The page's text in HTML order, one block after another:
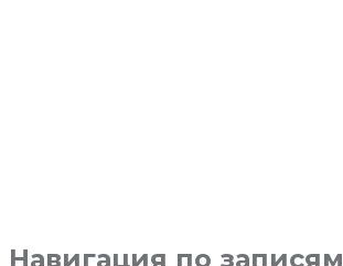
Навигация по записям